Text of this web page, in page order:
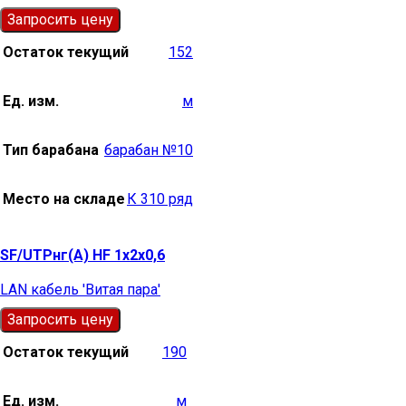
Запросить цену
Остаток текущий
152
Ед. изм. м
Тип барабана барабан №10
Место на складе К 310 ряд
SF/UTPнг(А) HF 1х2х0,6
LAN кабель 'Витая пара'
Запросить цену
Остаток текущий
190
Ед. изм. м